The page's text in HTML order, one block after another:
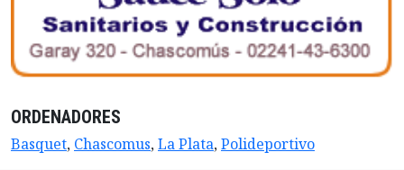
ORDENADORES
Basquet, Chascomus,La Plata,Polideportivo